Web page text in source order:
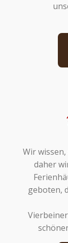
Wir
daher
geboten,